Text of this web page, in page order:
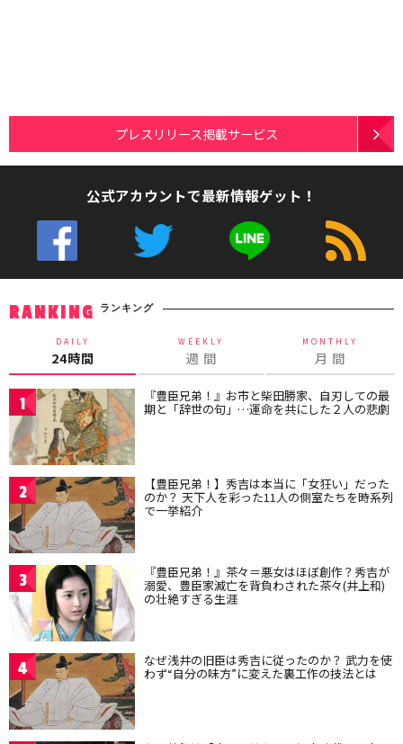
プレスリリース掲載サービス
公式アカウントで最新情報ゲット！
RANKING ランキング
DAILY
24時間
WEEKLY
週 間
MONTHLY
月 間
1 『豊臣兄弟！』お市と柴田勝家、自刃しての最
期と「辞世の句」…運命を共にした２人の悲劇
2 【豊臣兄弟！】秀吉は本当に「女狂い」だった
のか？ 天下人を彩った11人の側室たちを時系列
で一挙紹介
3 『豊臣兄弟！』茶々＝悪女はほぼ創作？秀吉が
溺愛、豊臣家滅亡を背負わされた茶々(井上和)
の壮絶すぎる生涯
4 なぜ浅井の旧臣は秀吉に従ったのか？ 武力を使
わず“自分の味方”に変えた裏工作の技法とは